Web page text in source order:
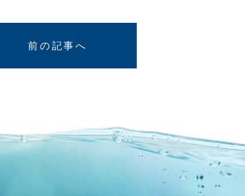
前の記事へ